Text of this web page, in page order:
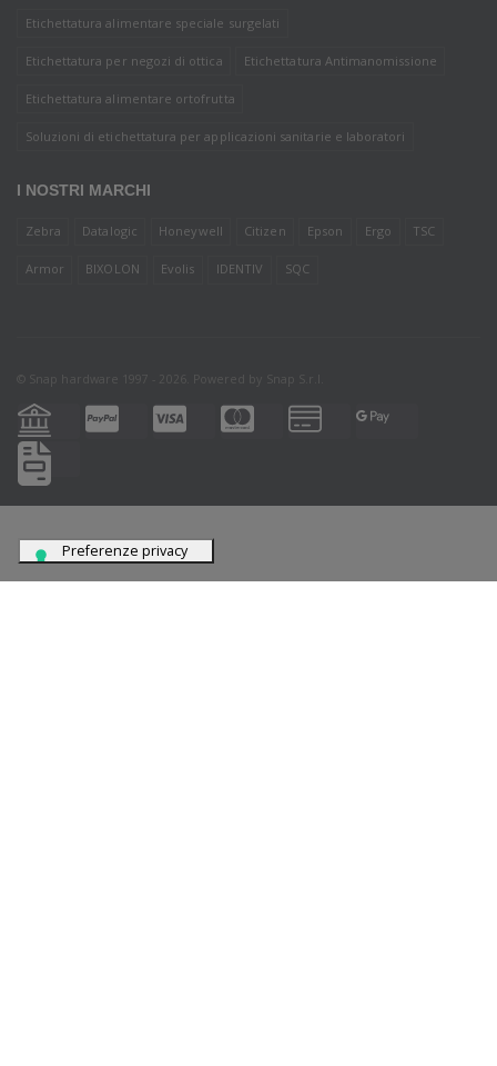
Etichettatura alimentare speciale surgelati
Etichettatura per negozi di ottica Etichettatura Antimanomissione
Etichettatura alimentare ortofrutta
Soluzioni di etichettatura per applicazioni sanitarie e laboratori
I NOSTRI MARCHI
Zebra Datalogic Honeywell Citizen Epson Ergo TSC
Armor BIXOLON Evolis IDENTIV SQC
© Snap hardware 1997 - 2026. Powered by Snap S.r.l.